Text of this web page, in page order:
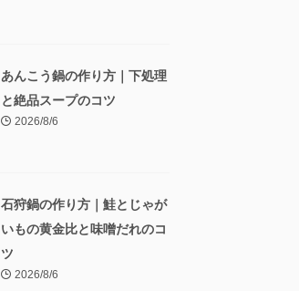
あんこう鍋の作り方｜下処理
と絶品スープのコツ
2026/8/6
石狩鍋の作り方｜鮭とじゃが
いもの黄金比と味噌だれのコ
ツ
2026/8/6